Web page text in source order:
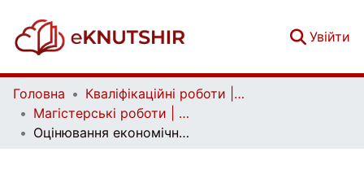
Увійти
Головна
Кваліфікаційні роботи | Qualifying works
Магістерські роботи | Master's theses
Оцінювання економічної безпеки бізнесу